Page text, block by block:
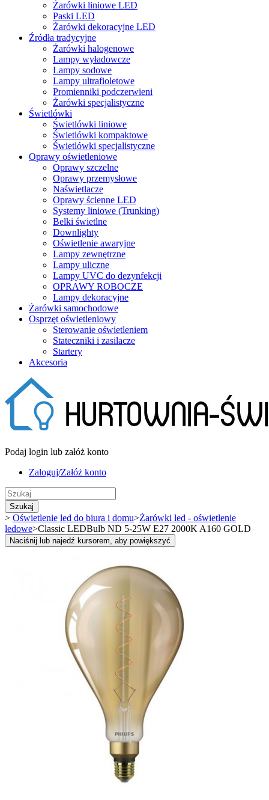
Żarówki liniowe LED
Paski LED
Żarówki dekoracyjne LED
Źródła tradycyjne
Żarówki halogenowe
Lampy wyładowcze
Lampy sodowe
Lampy ultrafioletowe
Promienniki podczerwieni
Żarówki specjalistyczne
Świetlówki
Świetlówki liniowe
Świetlówki kompaktowe
Świetlówki specjalistyczne
Oprawy oświetleniowe
Oprawy szczelne
Oprawy przemysłowe
Naświetlacze
Oprawy ścienne LED
Systemy liniowe (Trunking)
Belki świetlne
Downlighty
Oświetlenie awaryjne
Lampy zewnętrzne
Lampy uliczne
Lampy UVC do dezynfekcji
OPRAWY ROBOCZE
Lampy dekoracyjne
Żarówki samochodowe
Osprzęt oświetleniowy
Sterowanie oświetleniem
Stateczniki i zasilacze
Startery
Akcesoria
Podaj login lub załóż konto
Zaloguj/Załóż konto
Szukaj
> Oświetlenie led do biura i domu>Żarówki led - oświetlenie
ledowe>Classic LEDBulb ND 5-25W E27 2000K A160 GOLD
Naciśnij lub najedź kursorem, aby powiększyć